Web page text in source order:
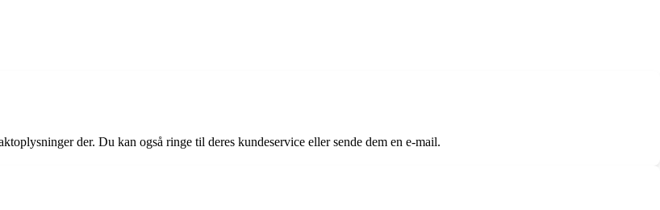
der. Du kan også ringe til deres kundeservice eller sende dem en e-mail.